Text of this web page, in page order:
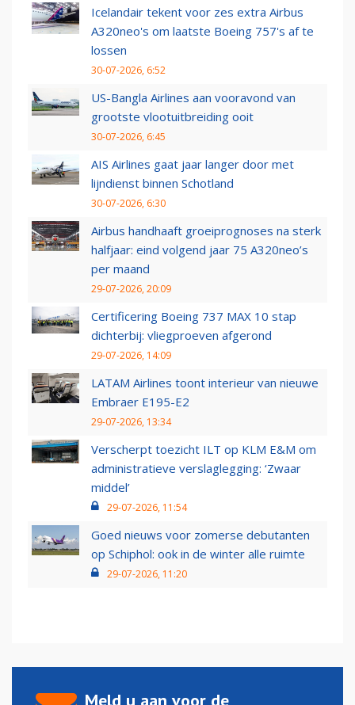
Icelandair tekent voor zes extra Airbus
A320neo's om laatste Boeing 757's af te
lossen
30-07-2026, 6:52
US-Bangla Airlines aan vooravond van
grootste vlootuitbreiding ooit
30-07-2026, 6:45
AIS Airlines gaat jaar langer door met
lijndienst binnen Schotland
30-07-2026, 6:30
Airbus handhaaft groeiprognoses na sterk
halfjaar: eind volgend jaar 75 A320neo’s
per maand
29-07-2026, 20:09
Certificering Boeing 737 MAX 10 stap
dichterbij: vliegproeven afgerond
29-07-2026, 14:09
LATAM Airlines toont interieur van nieuwe
Embraer E195-E2
29-07-2026, 13:34
Verscherpt toezicht ILT op KLM E&M om
administratieve verslaglegging: ‘Zwaar
middel’
29-07-2026, 11:54
Goed nieuws voor zomerse debutanten
op Schiphol: ook in de winter alle ruimte
29-07-2026, 11:20
Meld u aan voor de